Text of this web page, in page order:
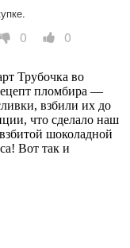
0 0
Трубочка во
пломбира —
взбили их до
что сделало наш
шоколадной
Вот так и